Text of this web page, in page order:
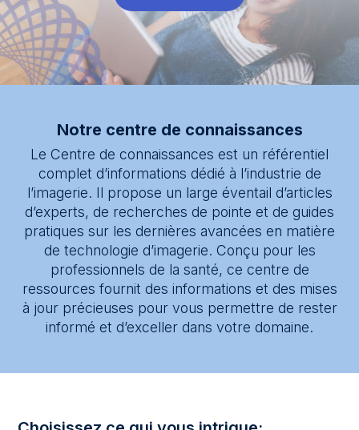
Real+
Centre de connaissances
À propos
Notre centre de connaissances
Le Centre de connaissances est un référentiel
complet d’informations dédié à l’industrie de
l’imagerie. Il propose un large éventail d’articles
d’experts, de recherches de pointe et de guides
pratiques sur les dernières avancées en matière
de technologie d’imagerie. Conçu pour les
professionnels de la santé, ce centre de
ressources fournit des informations et des mises
à jour précieuses pour vous permettre de rester
informé et d’exceller dans votre domaine.
* Segment
Message